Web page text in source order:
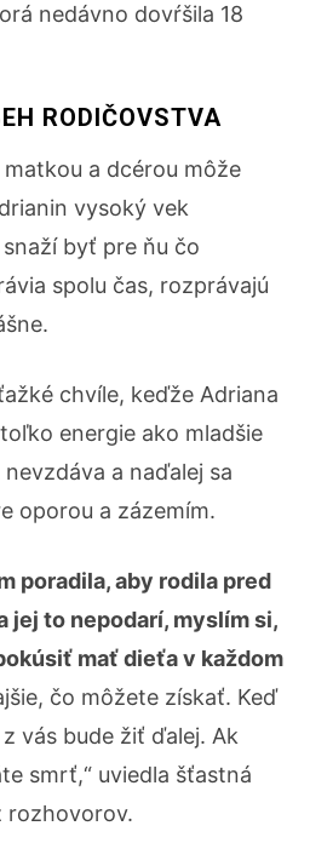
nedávno dovŕšila 18
RODIČOVSTVA
a dcérou môže
vysoký vek
byť pre ňu čo
spolu čas, rozprávajú
chvíle, keďže Adriana
energie ako mladšie
a naďalej sa
oporou a zázemím.
poradila, aby rodila pred
jej to nepodarí, myslím si,
mať dieťa v každom
čo môžete získať. Keď
vás bude žiť ďalej. Ak
smrť,“ uviedla šťastná
rozhovorov.